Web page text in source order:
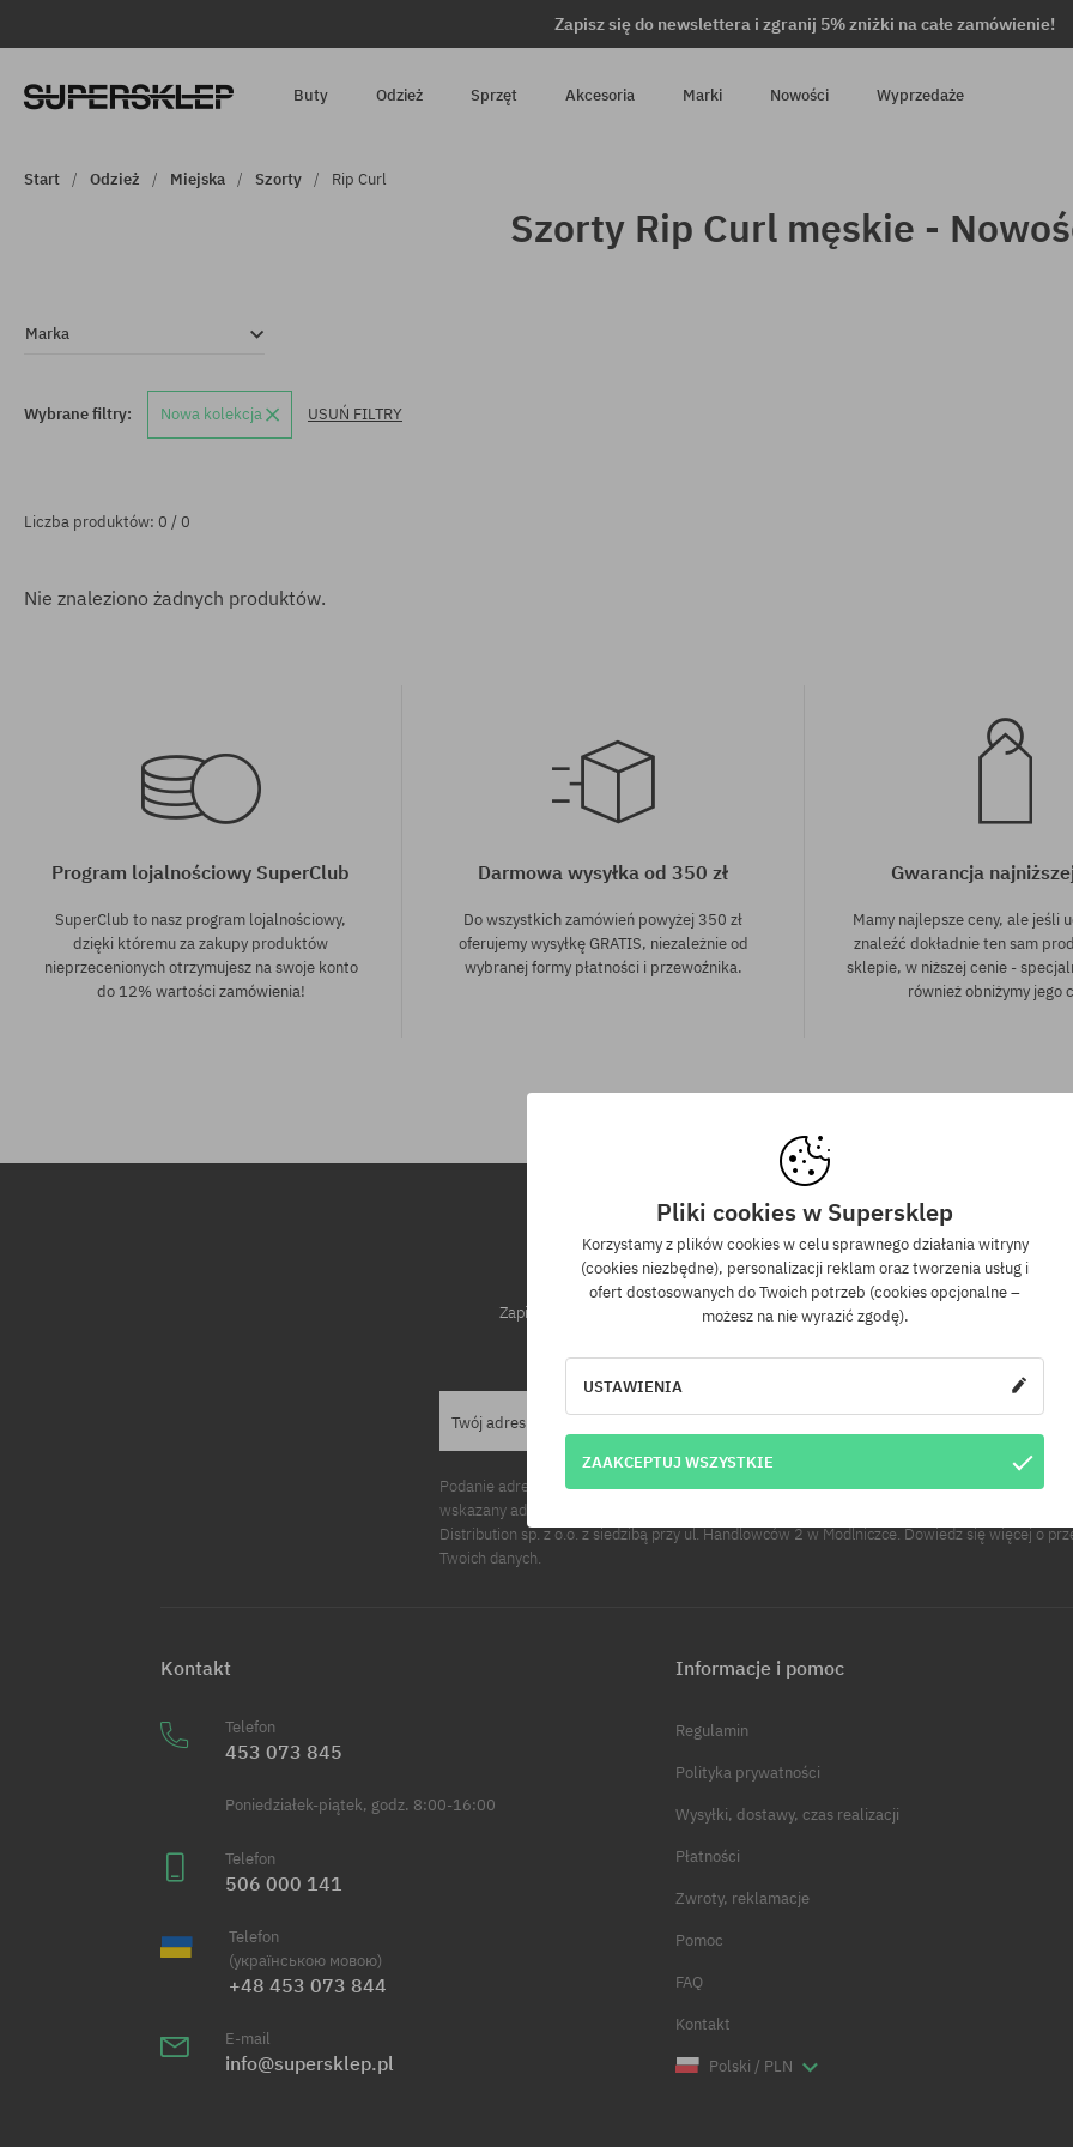
Zapisz się do newslettera i zgranij 5% zniżki na całe zamówienie!
Buty Odzież Sprzęt Akcesoria Marki Nowości Wyprzedaże
Start Odzież Miejska Szorty Rip Curl
Szorty Rip Curl męskie -
Marka
Wybrane filtry: Nowa kolekcja USUŃ FILTRY
Liczba produktów: 0 / 0
Nie znaleziono żadnych produktów.
Program lojalnościowy SuperClub
SuperClub to nasz program lojalnościowy,
dzięki któremu za zakupy produktów
nieprzecenionych otrzymujesz na swoje konto
do 12% wartości zamówienia!
Darmowa wysyłka od 350 zł
Do wszystkich zamówień powyżej 350 zł
oferujemy wysyłkę GRATIS, niezależnie od
wybranej formy płatności i przewoźnika.
Gwarancja
Mamy najlepsze ceny, ale jeśli
znaleźć dokładnie ten sam
sklepie, w niższej cenie -
również obniżymy jego
Newsletter
Zapisz się do naszego newslettera, a dowiesz się jako pierwszy o nowościach i
Twój adres e-mail WYŚLIJ
Podanie adresu e-mail jest jednoznaczne z wyrażeniem zgody na otrzymywanie informacji
wskazany adres e-mail. Informujemy, że administratorem Twoich danych osobowych jest Cool
Distribution sp. z o.o. z siedzibą przy ul. Handlowców 2 w Modlniczce. Dowiedz się więcej o
Twoich danych.
Kontakt
Telefon
453 073 845
Poniedziałek-piątek, godz. 8:00-16:00
Telefon
506 000 141
Telefon
(українською мовою)
+48 453 073 844
E-mail
info@supersklep.pl
Informacje i pomoc
Regulamin
Polityka prywatności
Wysyłki, dostawy, czas realizacji
Płatności
Zwroty, reklamacje
Pomoc
FAQ
Kontakt
Polski / PLN
Pliki cookies w Supersklep
Korzystamy z plików cookies w celu sprawnego działania witryny
(cookies niezbędne), personalizacji reklam oraz tworzenia usług i
ofert dostosowanych do Twoich potrzeb (cookies opcjonalne –
możesz na nie wyrazić zgodę).
USTAWIENIA
ZAAKCEPTUJ WSZYSTKIE